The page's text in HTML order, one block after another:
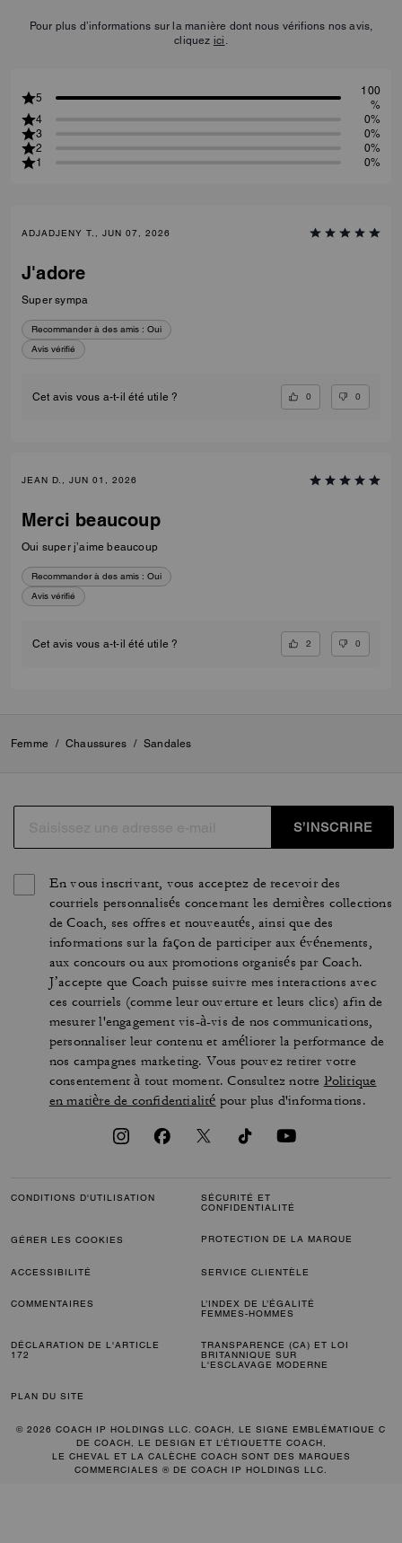
Pour plus d’informations sur la manière dont nous vérifions nos avis,
cliquez ici
5
100
%
4
0%
3
0%
2
0%
1
0%
ADJADJENY T., JUN 07, 2026
J'adore
Super sympa
Recommander à des amis : Oui
Avis vérifié
Cet avis vous a-t-il été utile ? 0 0
JEAN D., JUN 01, 2026
Merci beaucoup
Oui super j’aime beaucoup
Recommander à des amis : Oui
Avis vérifié
Cet avis vous a-t-il été utile ? 2 0
Femme / Chaussures / Sandales
S’INSCRIRE
En vous inscrivant, vous acceptez de recevoir des
courriels personnalisés concernant les dernières collections
de Coach, ses offres et nouveautés, ainsi que des
informations sur la façon de participer aux événements,
aux concours ou aux promotions organisés par Coach.
J’accepte que Coach puisse suivre mes interactions avec
ces courriels (comme leur ouverture et leurs clics) afin de
mesurer l'engagement vis-à-vis de nos communications,
personnaliser leur contenu et améliorer la performance de
nos campagnes marketing. Vous pouvez retirer votre
consentement à tout moment. Consultez notre Politique
en matière de confidentialité pour plus d'informations.
CONDITIONS D'UTILISATION
SÉCURITÉ ET
CONFIDENTIALITÉ
GÉRER LES COOKIES PROTECTION DE LA MARQUE
ACCESSIBILITÉ SERVICE CLIENTÈLE
COMMENTAIRES
L’INDEX DE L’ÉGALITÉ
FEMMES-HOMMES
DÉCLARATION DE L'ARTICLE
172
TRANSPARENCE (CA) ET LOI
BRITANNIQUE SUR
L'ESCLAVAGE MODERNE
PLAN DU SITE
© 2026 COACH IP HOLDINGS LLC. COACH, LE SIGNE EMBLÉMATIQUE C
DE COACH, LE DESIGN ET L’ÉTIQUETTE COACH,
LE CHEVAL ET LA CALÈCHE COACH SONT DES MARQUES
COMMERCIALES ® DE COACH IP HOLDINGS LLC.